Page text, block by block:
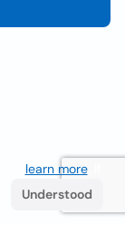
learn more. If
Understood